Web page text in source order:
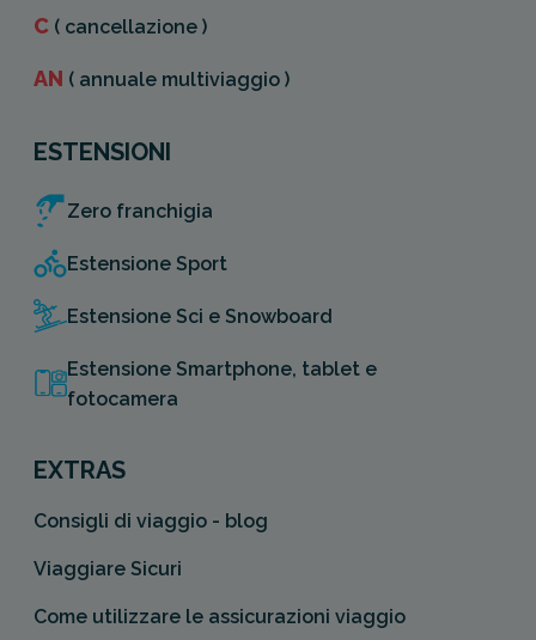
C ( cancellazione )
AN ( annuale multiviaggio )
ESTENSIONI
Zero franchigia
Estensione Sport
Estensione Sci e Snowboard
Estensione Smartphone, tablet e
fotocamera
EXTRAS
Consigli di viaggio - blog
Viaggiare Sicuri
Come utilizzare le assicurazioni viaggio